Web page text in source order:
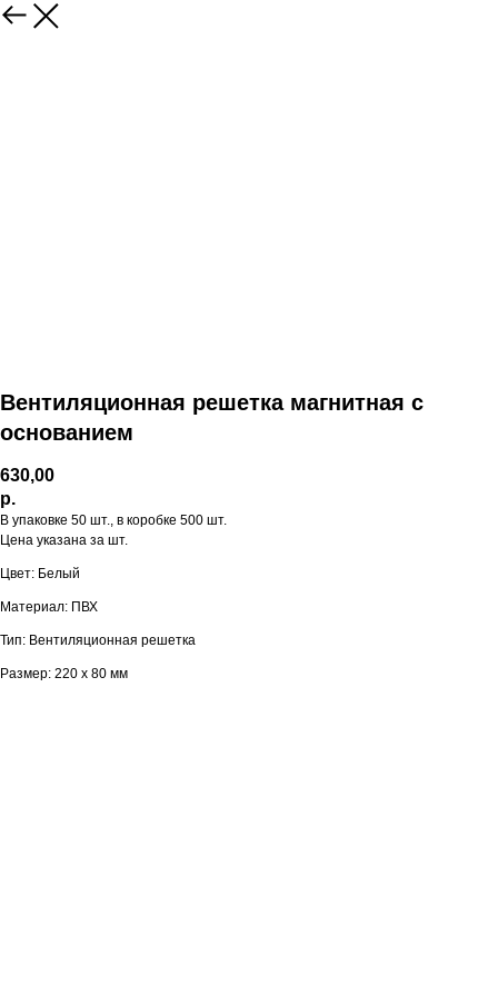
Вентиляционная решетка магнитная с
основанием
630,00
р.
В упаковке 50 шт., в коробке 500 шт.
Цена указана за шт.
Цвет: Белый
Материал: ПВХ
Тип: Вентиляционная решетка
Размер: 220 х 80 мм